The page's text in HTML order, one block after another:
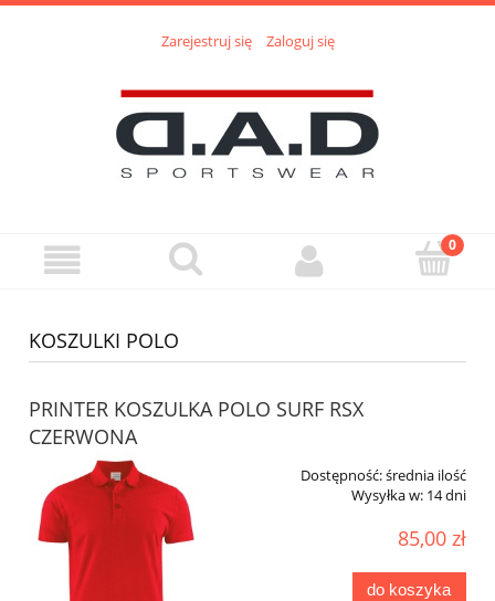
Zarejestruj się Zaloguj się
KOSZULKI POLO
PRINTER KOSZULKA POLO SURF RSX
CZERWONA
Dostępność:średnia ilość
Wysyłka w: 14 dni
85,00 zł
do koszyka